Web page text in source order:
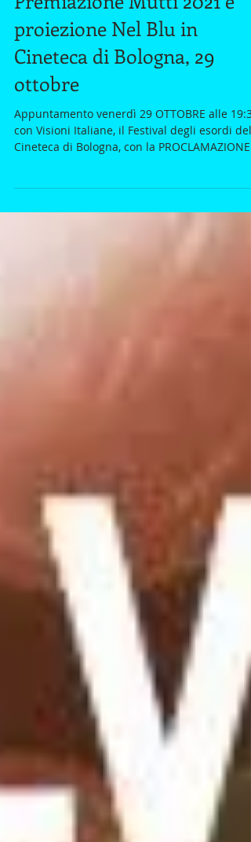
Premiazione Mutti 2021 e
proiezione Nel Blu in
Cineteca di Bologna, 29
ottobre
Appuntamento venerdì 29 OTTOBRE alle 19:30
Cineteca di Bologna, con la